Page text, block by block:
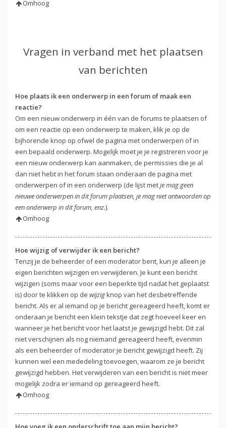
Omhoog
Vragen in verband met het plaatsen
van berichten
Hoe plaats ik een onderwerp in een forum of maak een
reactie?
Om een nieuw onderwerp in één van de forums te plaatsen of
om een reactie op een onderwerp te maken, klik je op de
bijhorende knop op ofwel de pagina met onderwerpen of in
een bepaald onderwerp. Mogelijk moet je je registreren voor je
een nieuw onderwerp kan aanmaken, de permissies die je al
dan niet hebt in het forum staan onderaan de pagina met
onderwerpen of in een onderwerp (de lijst metje mag geen
nieuwe onderwerpen in dit forum plaatsen, je mag niet antwoorden op
een onderwerp in dit forum, enz.).
Omhoog
Hoe wijzig of verwijder ik een bericht?
Tenzij je de beheerder of een moderator bent, kun je alleen je
eigen berichten wijzigen en verwijderen. Je kunt een bericht
wijzigen (soms maar voor een beperkte tijd nadat het geplaatst
is) door te klikken op de wijzigknop van het desbetreffende
bericht. Als er al iemand op je bericht gereageerd heeft, komt er
onderaan je bericht een klein tekstje dat zegt hoeveel keer en
wanneer je het bericht voor het laatst je gewijzigd hebt. Dit zal
niet verschijnen als nog niemand gereageerd heeft, evenmin
als een beheerder of moderator je bericht gewijzigd heeft. Zij
kunnen wel een mededeling toevoegen, waarom ze je bericht
gewijzigd hebben. Het verwijderen van een bericht is niet meer
mogelijk zodra er iemand op gereageerd heeft.
Omhoog